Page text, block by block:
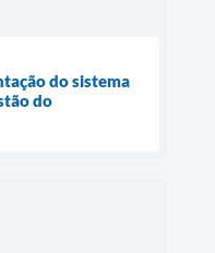
do sistema
do